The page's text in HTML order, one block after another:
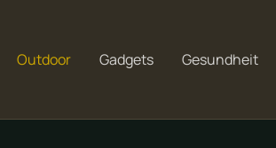
Outdoor Gadgets Gesundheit